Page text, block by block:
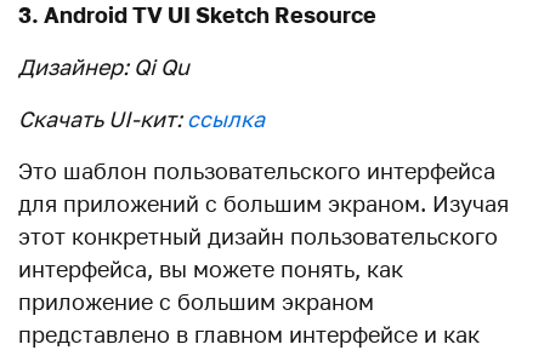
3. Android TV UI Sketch Resource
Дизайнер: Qi Qu
Скачать UI-кит:ссылка
Это шаблон пользовательского интерфейса
для приложений с большим экраном. Изучая
этот конкретный дизайн пользовательского
интерфейса, вы можете понять, как
приложение с большим экраном
представлено в главном интерфейсе и как